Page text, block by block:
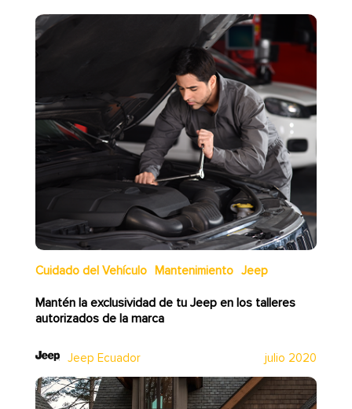
Cuidado del Vehículo Mantenimiento Jeep
Mantén la exclusividad de tu Jeep en los talleres
autorizados de la marca
Jeep Ecuador julio 2020